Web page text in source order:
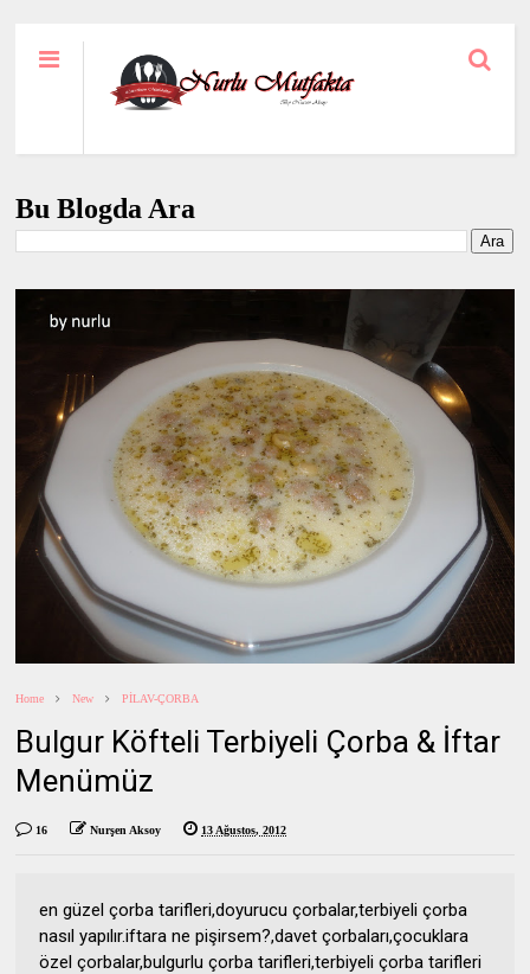
Bu Blogda Ara
Home New PİLAV-ÇORBA
Bulgur Köfteli Terbiyeli Çorba & İftar
Menümüz
16 Nurşen Aksoy 13 Ağustos, 2012
en güzel çorba tarifleri,doyurucu çorbalar,terbiyeli çorba
nasıl yapılır.iftara ne pişirsem?,davet çorbaları,çocuklara
özel çorbalar,bulgurlu çorba tarifleri,terbiyeli çorba tarifleri